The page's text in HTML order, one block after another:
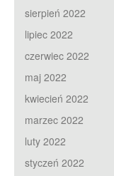
sierpień 2022
lipiec 2022
czerwiec 2022
maj 2022
kwiecień 2022
marzec 2022
luty 2022
styczeń 2022